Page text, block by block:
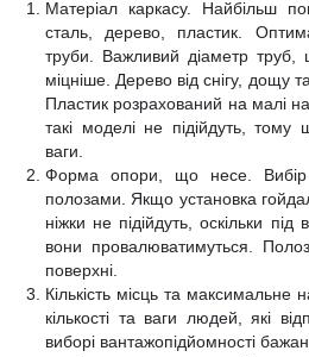
Матеріал каркасу. Найбільш
сталь, дерево, пластик.
труби. Важливий діаметр труб,
міцніше. Дерево від снігу, дощу
Пластик розрахований на малі
такі моделі не підійдуть,
ваги.
Форма опори, що несе.
полозами. Якщо установка
ніжки не підійдуть, оскільки
вони провалюватимуться.
поверхні.
Кількість місць та максимальне
кількості та ваги людей, які
виборі вантажопідйомності